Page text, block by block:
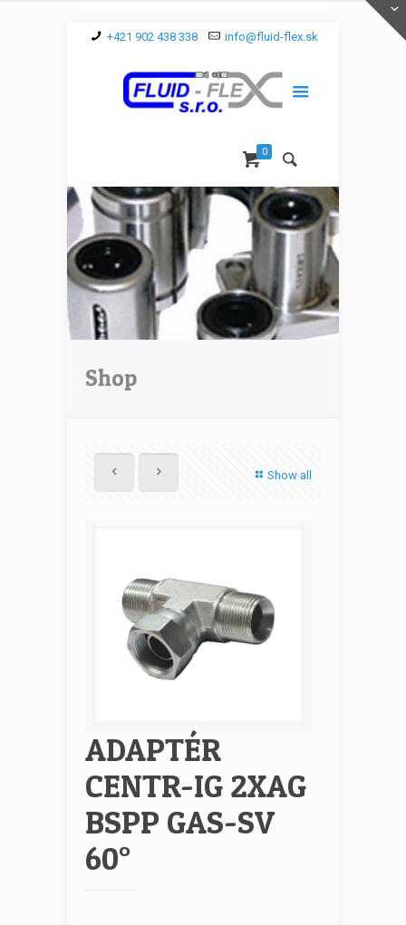
+421 902 438 338 info@fluid-flex.sk
0
Shop
Show all
ADAPTÉR
CENTR-IG 2XAG
BSPP GAS-SV
60°